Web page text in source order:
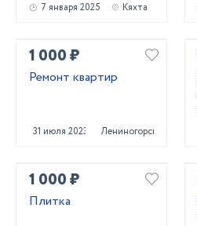
7 января 2025 Кяхта
1 000 ₽
Ремонт квартир
31 июля 2023 Лениногорск
1 000 ₽
Плитка